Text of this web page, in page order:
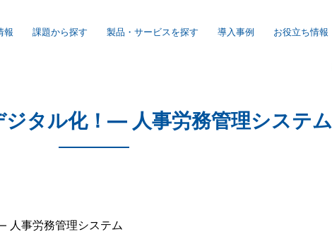
報
個人情報保護方針
課題から探す 製品・サービスを探す 導入事例 お役立ち情報
ジタル化！― 人事労務管理システム
人事労務管理システム